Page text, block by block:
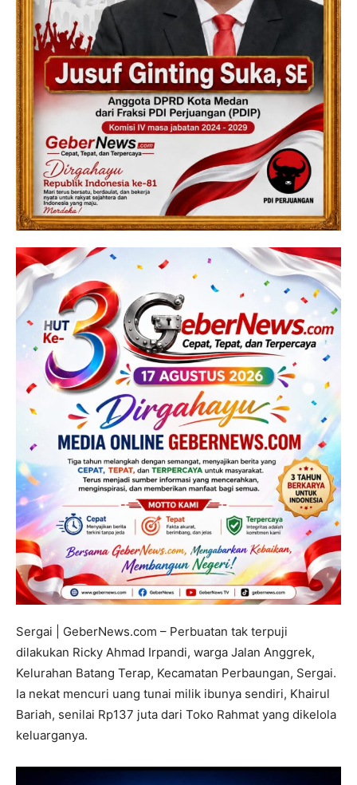
Sergai | GeberNews.com – Perbuatan tak terpuji
dilakukan Ricky Ahmad Irpandi, warga Jalan Anggrek,
Kelurahan Batang Terap, Kecamatan Perbaungan, Sergai.
Ia nekat mencuri uang tunai milik ibunya sendiri, Khairul
Bariah, senilai Rp137 juta dari Toko Rahmat yang dikelola
keluarganya.